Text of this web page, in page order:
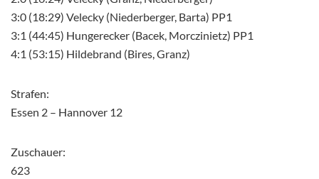
3:0 (18:29) Velecky (Niederberger, Barta) PP1
3:1 (44:45) Hungerecker (Bacek, Morczinietz) PP1
4:1 (53:15) Hildebrand (Bires, Granz)
Strafen:
Essen 2 – Hannover 12
Zuschauer:
623